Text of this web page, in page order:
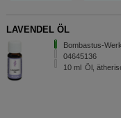
LAVENDEL ÖL
Bombastus-
04645136
10 ml Öl,